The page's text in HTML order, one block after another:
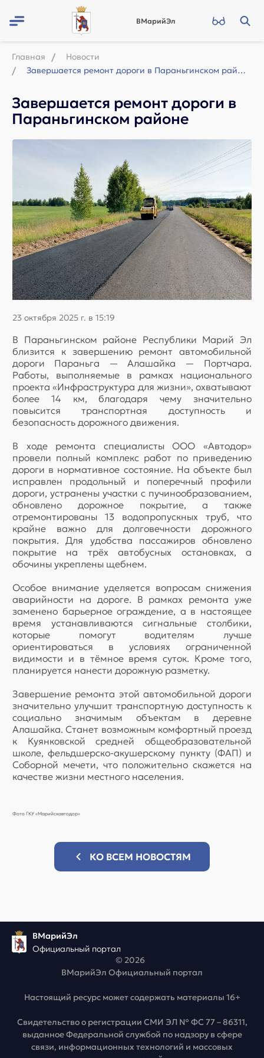
ВМарийЭл
Главная
Новости
Завершается ремонт дороги в Параньгинском районе
Завершается ремонт дороги в
Параньгинском районе
23 октября 2025 г. в 15:19
В Параньгинском районе Республики Марий Эл
близится к завершению ремонт автомобильной
дороги Параньга — Алашайка — Портчара.
Работы, выполняемые в рамках национального
проекта «Инфраструктура для жизни», охватывают
более 14 км, благодаря чему значительно
повысится транспортная доступность и
безопасность дорожного движения.
В ходе ремонта специалисты ООО «Автодор»
провели полный комплекс работ по приведению
дороги в нормативное состояние. На объекте был
исправлен продольный и поперечный профили
дороги, устранены участки с пучинообразованием,
обновлено дорожное покрытие, а также
отремонтированы 13 водопропускных труб, что
крайне важно для долговечности дорожного
покрытия. Для удобства пассажиров обновлено
покрытие на трёх автобусных остановках, а
обочины укреплены щебнем.
Особое внимание уделяется вопросам снижения
аварийности на дороге. В рамках ремонта уже
заменено барьерное ограждение, а в настоящее
время устанавливаются сигнальные столбики,
которые помогут водителям лучше
ориентироваться в условиях ограниченной
видимости и в тёмное время суток. Кроме того,
планируется нанести дорожную разметку.
Завершение ремонта этой автомобильной дороги
значительно улучшит транспортную доступность к
социально значимым объектам в деревне
Алашайка. Станет возможным комфортный проезд
к Куянковской средней общеобразовательной
школе, фельдшерско-акушерскому пункту (ФАП) и
Соборной мечети, что положительно скажется на
качестве жизни местного населения.
Фото ГКУ «Марийскавтодор»
КО ВСЕМ НОВОСТЯМ
ВМарийЭл
Официальный портал
© 2026
ВМарийЭл Официальный портал
Настоящий ресурс может содержать материалы 16+
Свидетельство о регистрации СМИ ЭЛ № ФС 77 – 86311,
выданное Федеральной службой по надзору в сфере
связи, информационных технологий и массовых